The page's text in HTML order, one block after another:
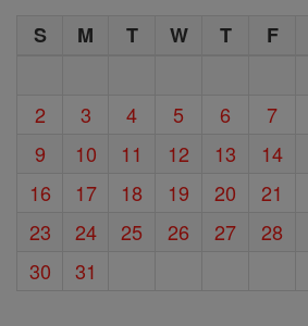
S M T W T F
2
3 4 5 6 7
9
10 11 12 13 14
16
17 18 19 20 21
23
24 25 26 27 28
30
31